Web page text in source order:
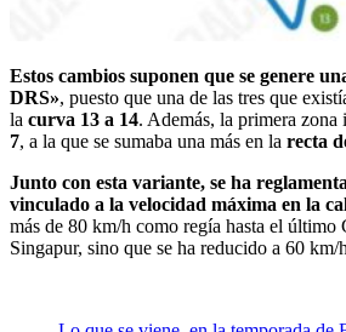
Estos cambios suponen que se genere
DRS», puesto que una de las tres que
la curva 13 a 14. Además, la primera zona
7, a la que se sumaba una más en la recta
Junto con esta variante, se ha
vinculado a la velocidad máxima en la
más de 80 km/h como regía hasta el último
Singapur, sino que se ha reducido a 60 km/